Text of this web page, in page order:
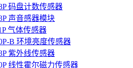
码盘计数传感器
声音感器模块
气体传感器
B 环境亮度传感器
紫外线传感器
线性霍尔磁力传感器